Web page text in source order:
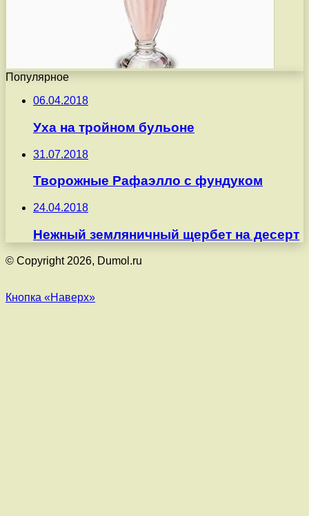
Популярное
06.04.2018
Уха на тройном бульоне
31.07.2018
Творожные Рафаэлло с фундуком
24.04.2018
Нежный земляничный щербет на десерт
© Copyright 2026, Dumol.ru
Кнопка «Наверх»